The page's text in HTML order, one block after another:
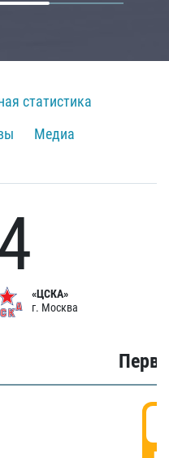
статистика
Медиа
«ЦСКА»
г. Москва